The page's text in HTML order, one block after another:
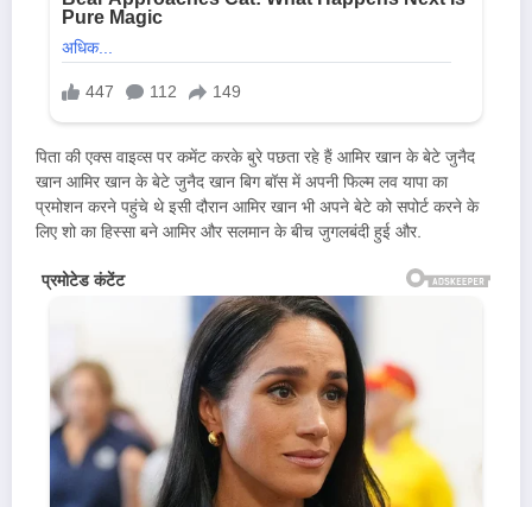
पिता की एक्स वाइव्स पर कमेंट करके बुरे पछता रहे हैं आमिर खान के बेटे जुनैद
खान आमिर खान के बेटे जुनैद खान बिग बॉस में अपनी फिल्म लव यापा का
प्रमोशन करने पहुंचे थे इसी दौरान आमिर खान भी अपने बेटे को सपोर्ट करने के
लिए शो का हिस्सा बने आमिर और सलमान के बीच जुगलबंदी हुई और.